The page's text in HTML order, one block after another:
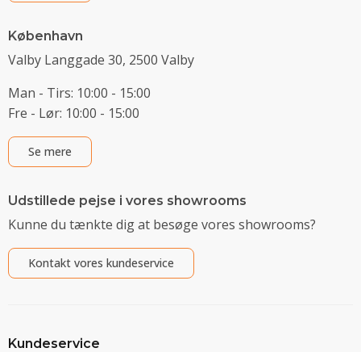
København
Valby Langgade 30, 2500 Valby
Man - Tirs: 10:00 - 15:00
Fre - Lør: 10:00 - 15:00
Se mere
Udstillede pejse i vores showrooms
Kunne du tænkte dig at besøge vores showrooms?
Kontakt vores kundeservice
Kundeservice